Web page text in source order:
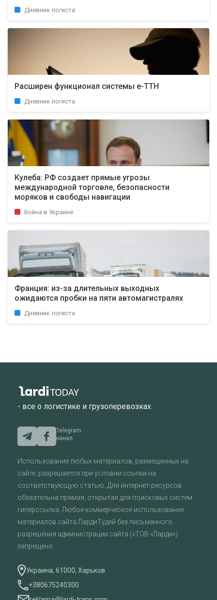
Дневник логиста
Расширен функционал системы е-ТТН
Дневник логиста
Кулеба: РФ создает прямые угрозы
международной торговле, безопасности
моряков и свободы навигации
Война в Украине
Франция: из-за длительных выходных
ожидаются пробки на пяти автомагистралях
Дневник логиста
- все о логистике и грузоперевозках
Telegram
канал
Использование любых материалов, размещенных на
сайте, разрешается при условии ссылки на
соответствующую статью. Для интернет-ресурсов
обязательна прямая, открытая для поисковых систем
гиперссылка. Любое коммерческое использование
материалов сайта ЛардиТудей без письменного
разрешения администрации сайта («ТОВ «Ларди»)
запрещено.
Украина, 61000, Харьков
+380675240300